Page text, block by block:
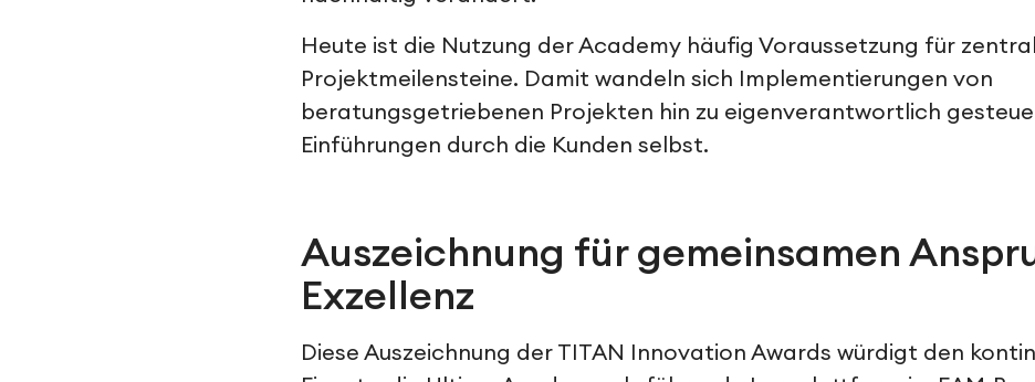
Heute ist die Nutzung der Academy häufig Voraussetzung für
Projektmeilensteine. Damit wandeln sich Implementierungen von
beratungsgetriebenen Projekten hin zu eigenverantwortlich
Einführungen durch die Kunden selbst.
Auszeichnung für gemeinsamen
Exzellenz
Diese Auszeichnung der TITAN Innovation Awards würdigt den